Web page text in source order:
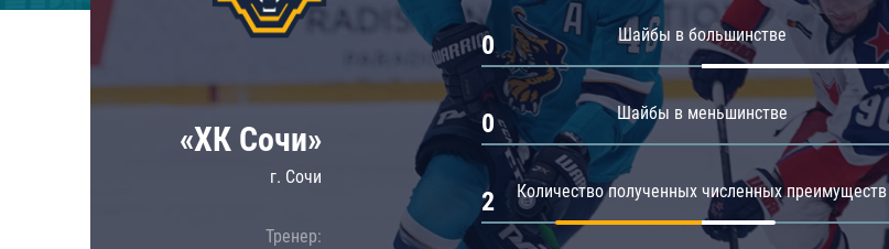
Локомотив
ЦСКА
Шанхайские Драконы
Амур
Барыс
Салават Юлаев
«ХК Сочи»
г. Сочи
Тренер:
Шайбы в большинстве
0
Шайбы в меньшинстве
0
Количество полученных численных преимуществ
2